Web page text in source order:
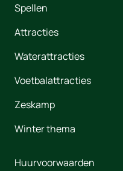
Spellen
Attracties
Waterattracties
Voetbalattracties
Zeskamp
Winter thema
Huurvoorwaarden